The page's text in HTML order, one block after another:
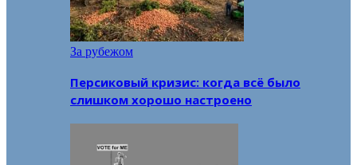
За рубежом
Персиковый кризис: когда всё было
слишком хорошо настроено